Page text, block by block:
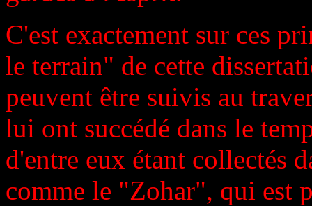
C'est exactement sur ces
le terrain" de cette
peuvent être suivis au
lui ont succédé dans le
d'entre eux étant collectés
comme le "Zohar", qui est